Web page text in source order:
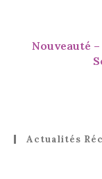
Nouveauté
Actualités